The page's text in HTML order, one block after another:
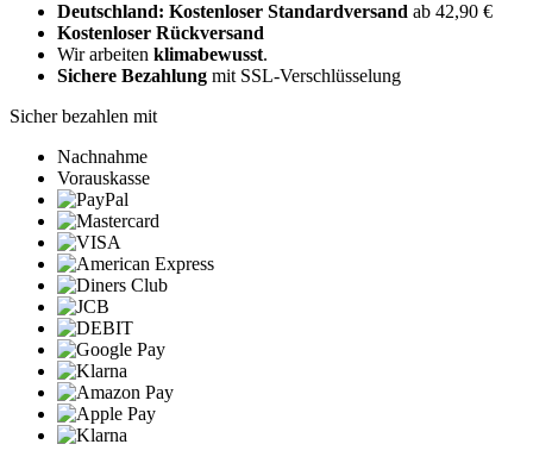
Deutschland: Kostenloser Standardversand ab 42,90 €
Kostenloser Rückversand
Wir arbeiten klimabewusst.
Sichere Bezahlung mit SSL-Verschlüsselung
Sicher bezahlen mit
Nachnahme
Vorauskasse